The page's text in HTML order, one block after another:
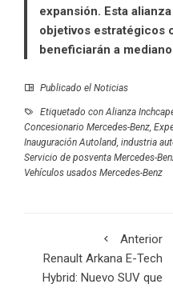
expansión. Esta
objetivos estratégicos
beneficiarán a
Publicado el Noticias
Etiquetado conAlianza
Concesionario Mercedes-Benz,
Inauguración Autoland, industria
Servicio de posventa Mercedes-
Vehículos usados Mercedes-Benz
Anterior
Renault Arkana E-Tech
Hybrid: Nuevo SUV que